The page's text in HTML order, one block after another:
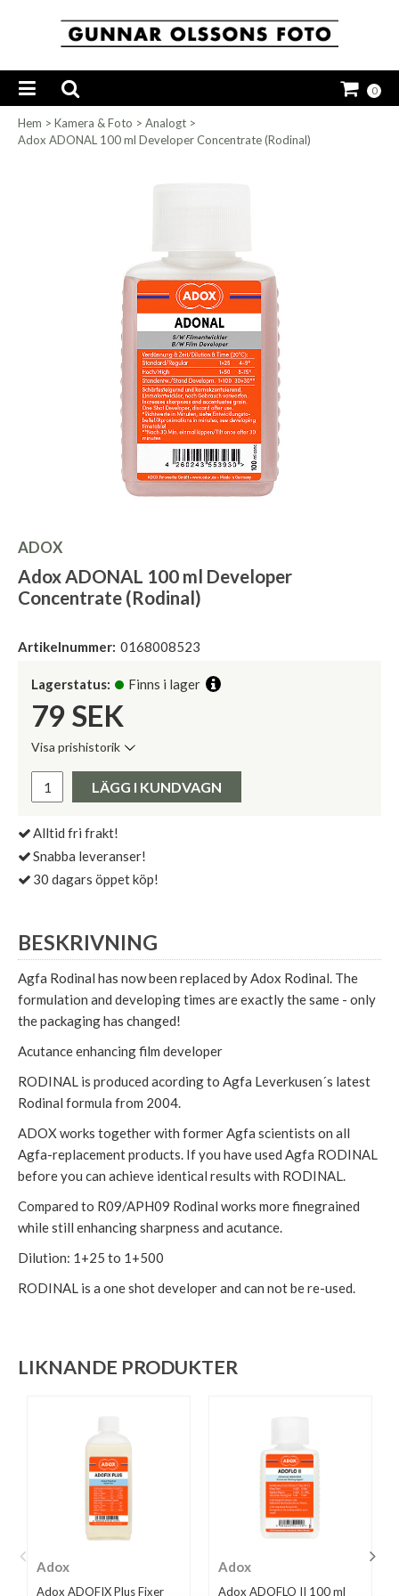
0
Hem > Kamera & Foto > Analogt >
Adox ADONAL 100 ml Developer Concentrate (Rodinal)
ADOX
Adox ADONAL 100 ml Developer
Concentrate (Rodinal)
Artikelnummer: 0168008523
Lagerstatus: Finns i lager
79 SEK
Visa prishistorik
Pris:
LÄGG I KUNDVAGN
Alltid fri frakt!
Snabba leveranser!
30 dagars öppet köp!
BESKRIVNING
Agfa Rodinal has now been replaced by Adox Rodinal. The
formulation and developing times are exactly the same - only
the packaging has changed!
Acutance enhancing film developer
RODINAL is produced acording to Agfa Leverkusen´s latest
Rodinal formula from 2004.
ADOX works together with former Agfa scientists on all
Agfa-replacement products. If you have used Agfa RODINAL
before you can achieve identical results with RODINAL.
Compared to R09/APH09 Rodinal works more finegrained
while still enhancing sharpness and acutance.
Dilution: 1+25 to 1+500
RODINAL is a one shot developer and can not be re-used.
LIKNANDE PRODUKTER
Adox
Adox ADOFIX Plus Fixer
Adox
Adox ADOFLO II 100 ml